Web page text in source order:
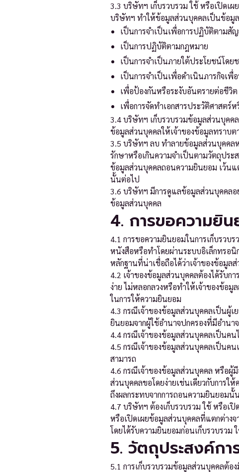
3.3 บริษัทฯ เก็บรวบรวม ใช้ หรือเปิดเ
บริษัทฯ ทำให้ข้อมูลส่วนบุคคลเป็นข้อมู
เป็นการจำเป็นเพื่อการปฏิบัติตามสั
เป็นการปฏิบัติตามกฎหมาย
เป็นการจำเป็นภายใต้ประโยชน์โด
เป็นการจำเป็นเพื่อดำเนินภารกิจเพื่
เพื่อป้องกันหรือระงับอันตรายต่อชีวิต
เพื่อการจัดทำเอกสารประวัติศาสต
3.4 บริษัทฯ เก็บรวบรวมข้อมูลส่วนบุคค
ข้อมูลส่วนบุคคลให้เจ้าของข้อมูลทราบ
3.5 บริษัทฯ ลบ ทำลายข้อมูลส่วนบุคคล
รักษาหรือเกินความจำเป็นตามวัตถุประ
ข้อมูลส่วนบุคคลถอนความยินยอม เว้น
นั้นต่อไป
3.6 บริษัทฯ มีการดูแลข้อมูลส่วนบุคคลอ
ข้อมูลส่วนบุคคล
4. การขอความยิ
4.1 การขอความยินยอมในการเก็บรวบ
หนังสือหรือทำโดยผ่านระบบอิเล็กทรอนิ
หลักฐานที่น่าเชื่อถือได้ว่าเจ้าของข้อมูล
4.2 เจ้าของข้อมูลส่วนบุคคลต้องได้รับก
ง่าย ไม่หลอกลวงหรือทำให้เจ้าของข้อ
ในการให้ความยินยอม
4.3 กรณีเจ้าของข้อมูลส่วนบุคคลเป็นผู้เ
ยินยอมจากผู้ใช้อำนาจปกครองที่มีอำนา
4.4 กรณีเจ้าของข้อมูลส่วนบุคคลเป็นค
4.5 กรณีเจ้าของข้อมูลส่วนบุคคลเป็นค
สามารถ
4.6 กรณีเจ้าของข้อมูลส่วนบุคคล หรือผู้
ส่วนบุคคลขอโดยง่ายเช่นเดียวกับการใ
ถึงผลกระทบจากการถอนความยินยอม
4.7 บริษัทฯ ต้องเก็บรวบรวม ใช้ หรือเ
หรือเปิดเผยข้อมูลส่วนบุคคลที่แตกต่างจ
โดยได้รับความยินยอมก่อนเก็บรวบรวม
5. วัตถุประสงค์ก
5.1 การเก็บรวบรวมข้อมูลส่วนบุคคลต้